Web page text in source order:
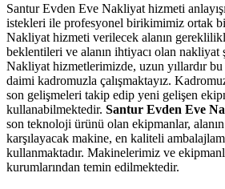
Santur Evden Eve Nakliyat hizmeti
istekleri ile profesyonel birikimimiz ortak
Nakliyat hizmeti verilecek alanın
beklentileri ve alanın ihtiyacı olan nakliyat
Nakliyat hizmetlerimizde, uzun yıllardır
daimi kadromuzla çalışmaktayız.
son gelişmeleri takip edip yeni gelişen
kullanabilmektedir. Santur Evden Eve
son teknoloji ürünü olan ekipmanlar,
karşılayacak makine, en kaliteli
kullanmaktadır. Makinelerimiz ve
kurumlarından temin edilmektedir.